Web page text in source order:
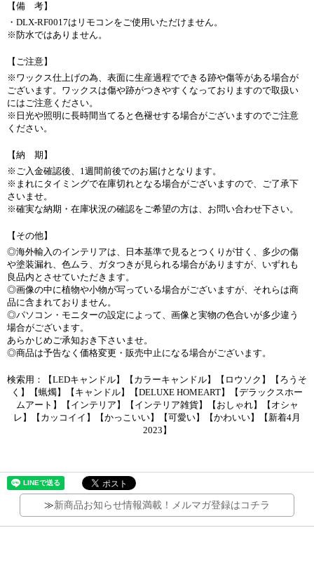
【備 考】
・DLX-RF0017はリモコンをご使用いただけません。
※防水ではありません。
【ご注意】
※ワックス仕上げの為、表面に生産過程でできる跡や傷等がある場合が
ございます。ワックスは傷や跡がつきやすくなっておりますので取扱い
にはご注意ください。
※日光や照明に長時間当てると色褪せする場合がございますのでご注意
ください。
【納 期】
※ご入金確認後、1週間前後でのお届けとなります。
※まれにタイミングで在庫切れとなる場合がございますので、ご了承下
さいませ。
※確実な納期・在庫状況の確認をご希望の方は、お問い合わせ下さい。
【その他】
◎海外輸入のインテリアは、日本基準で見るとつくりが甘く、多少の傷
や塗装漏れ、色ムラ、ガタつきが見られる場合がありますが、いずれも
良品内とさせていただきます。
◎画像の中に植物や小物が写っている場合がございますが、それらは商
品に含まれておりません。
◎パソコン・モニターの設定によって、画像と実物の色合いが多少違う
場合がございます。
あらかじめご承知おき下さいませ。
◎商品は予告なく価格変更・販売中止になる場合がございます。
検索用：【LEDキャンドル】【カラーキャンドル】【ロウソク】【ろうそ
く】【蝋燭】【キャンドル】【DELUXE HOMEART】【デラックスホー
ムアート】【インテリア】【インテリア雑貨】【おしゃれ】【オシャ
レ】【カッコイイ】【かっこいい】【可愛い】【かわいい】【新着4月
2023】
≫新商品お知らせ情報満載！メルマガ登録はコチラ